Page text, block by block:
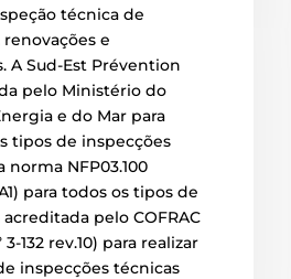
técnica de
e
A Sud-Est Prévention
pelo Ministério do
e do Mar para
tipos de inspecções
norma NFP03.100
para todos os tipos de
pelo COFRAC
132 rev.10) para realizar
inspecções técnicas